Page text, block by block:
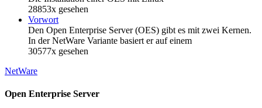
28853x gesehen
Vorwort
Den Open Enterprise Server (OES) gibt es mit zwei Kernen.
In der NetWare Variante basiert er auf einem
30577x gesehen
NetWare
Open Enterprise Server